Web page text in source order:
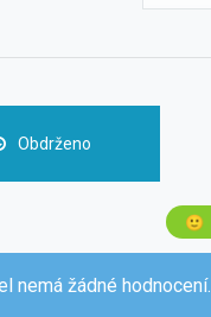
Obdrženo
🙂
nemá žádné hodnocení.